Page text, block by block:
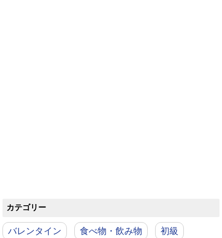
カテゴリー
バレンタイン 食べ物・飲み物 初級